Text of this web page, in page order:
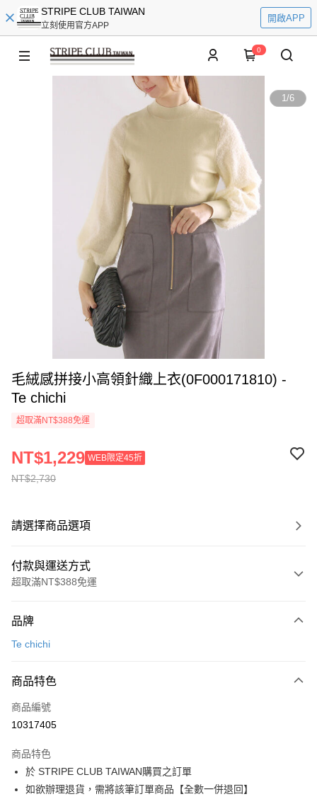
STRIPE CLUB TAIWAN
立刻使用官方APP
開啟APP
0
1/6
毛絨感拼接小高領針織上衣(0F000171810) -
Te chichi
超取滿NT$388免運
NT$2,730
NT$1,229 WEB限定45折
請選擇商品選項
付款與運送方式
超取滿NT$388免運
信用卡一次付款
3 期 0 利率 每期
合作金庫商業銀行
上海商業儲蓄銀行
臺灣中小企業銀行
匯豐（台灣）商業銀行
華泰商業銀行
聯邦商業銀行
遠東國際商業銀行
超商取貨付款
LINE Pay
Apple Pay
街口支付
品牌
Te chichi
商品特色
商品編號
10317405
商品特色
於 STRIPE CLUB TAIWAN購買之訂單
如欲辦理退貨，需將該筆訂單商品【全數一併退回】